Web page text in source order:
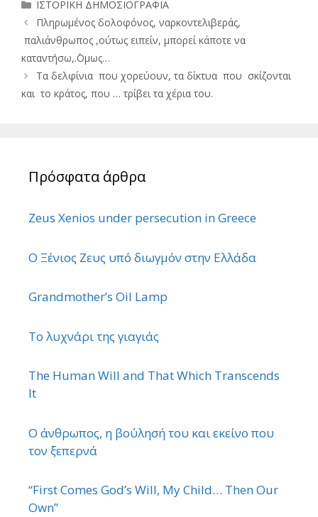
Κατηγορίες
ΙΣΤΟΡΙΚΗ ΔΗΜΟΣΙΟΓΡΑΦΙΑ
Πληρωμένος δολοφόνος, ναρκοντελιβεράς,
παλιάνθρωπος ,ούτως ειπείν, μπορεί κάποτε να
καταντήσω,.΄Ομως…
Τα δελφίνια που χορεύουν, τα δίκτυα που σκίζονται
και το κράτος, που … τρίβει τα χέρια του.
Πρόσφατα άρθρα
Zeus Xenios under persecution in Greece
Ο Ξένιος Ζευς υπό διωγμόν στην Ελλάδα
Grandmother’s Oil Lamp
Το λυχνάρι της γιαγιάς
The Human Will and That Which Transcends
It
Ο άνθρωπος, η βούλησή του και εκείνο που
τον ξεπερνά
“First Comes God’s Will, My Child… Then Our
Own”